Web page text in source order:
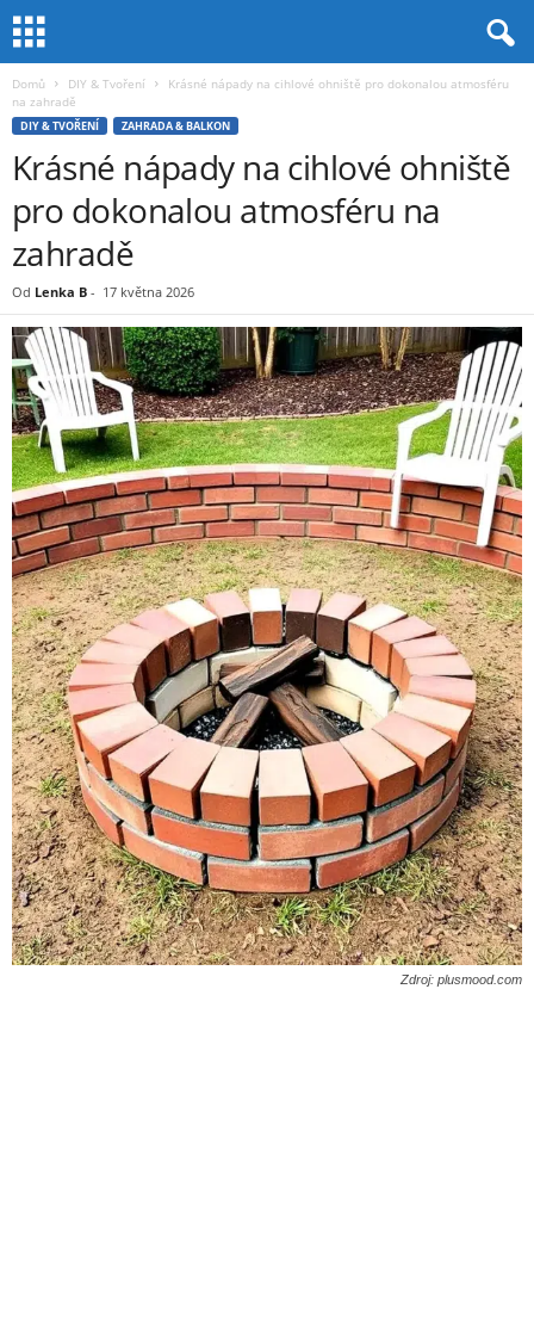
Domů DIY & Tvoření
Krásné nápady na cihlové ohniště pro dokonalou atmosféru
na zahradě
DIY & TVOŘENÍ ZAHRADA & BALKON
Krásné nápady na cihlové ohniště
pro dokonalou atmosféru na
zahradě
Od Lenka B - 17 května 2026
Zdroj: plusmood.com